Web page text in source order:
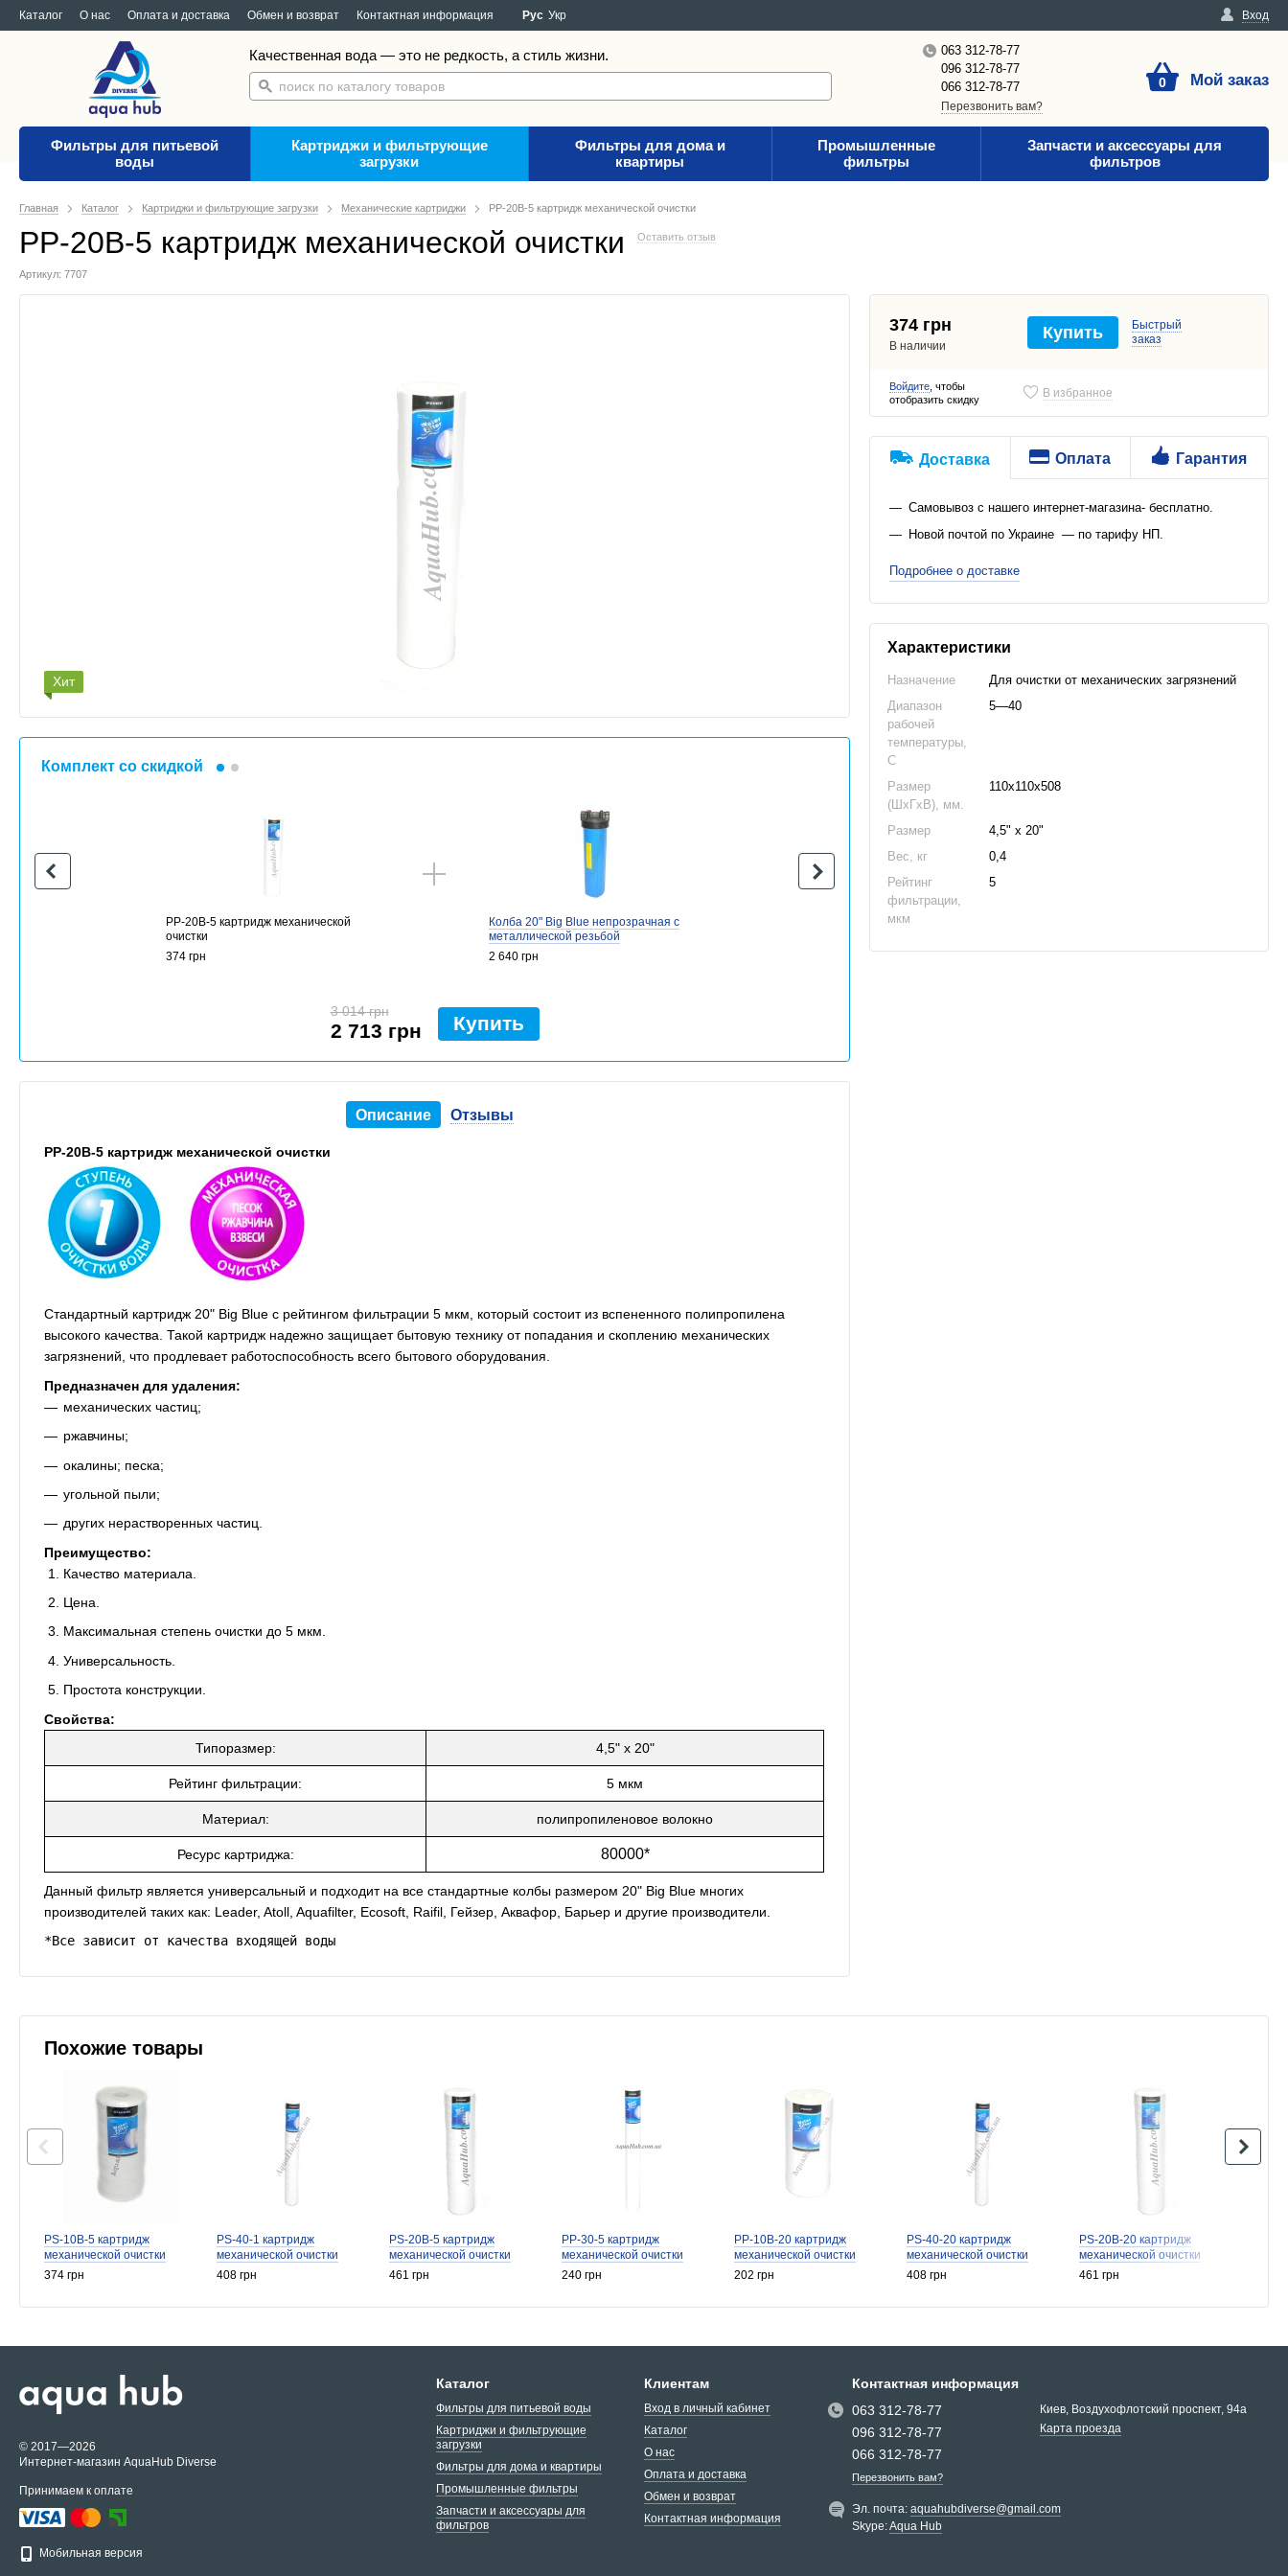
Каталог О нас Оплата и доставка Обмен и возврат Контактная информация Вход
Рус Укр
Качественная вода — это не редкость, а стиль жизни.
063 312-78-77
096 312-78-77
066 312-78-77
Перезвонить вам?
0 Мой заказ
Фильтры для питьевой
воды
Картриджи и фильтрующие
загрузки
Фильтры для дома и
квартиры
Промышленные
фильтры
Запчасти и аксессуары для
фильтров
Главная Каталог Картриджи и фильтрующие загрузки Механические картриджи PP-20B-5 картридж механической очистки
PP-20B-5 картридж механической очистки Оставить отзыв
Артикул: 7707
Хит
Комплект со скидкой
PP-20B-5 картридж механической
очистки
374 грн
Колба 20" Big Blue непрозрачная с
металлической резьбой
2 640 грн
3 014 грн
2 713 грн Купить
Описание Отзывы
PP-20B-5 картридж механической очистки
Стандартный картридж 20" Big Blue с рейтингом фильтрации 5 мкм, который состоит из вспененного полипропилена
высокого качества. Такой картридж надежно защищает бытовую технику от попадания и скоплению механических
загрязнений, что продлевает работоспособность всего бытового оборудования.
Предназначен для удаления:
механических частиц;
ржавчины;
окалины; песка;
угольной пыли;
других нерастворенных частиц.
Преимущество:
Качество материала.
Цена.
Максимальная степень очистки до 5 мкм.
Универсальность.
Простота конструкции.
Свойства:
Типоразмер:
4,5" x 20"
Рейтинг фильтрации: 5 мкм
Материал: полипропиленовое волокно
Ресурс картриджа: 80000*
Данный фильтр является универсальный и подходит на все стандартные колбы размером 20" Big Blue многих
производителей таких как: Leader, Atoll, Aquafilter, Ecosoft, Raifil, Гейзер, Аквафор, Барьер и другие производители.
*Все зависит от качества входящей воды
374 грн
В наличии
Купить
Быстрый
заказ
Войдите, чтобы
отобразить скидку
В избранное
Доставка Оплата Гарантия
Самовывоз с нашего интернет-магазина- бесплатно.
Новой почтой по Украине — по тарифу НП.
Подробнее о доставке
Характеристики
Назначение
Для очистки от механических загрязнений
Диапазон
рабочей
температуры,
C
5—40
Размер
(ШхГхВ), мм.
110x110x508
Размер
4,5" x 20"
Вес, кг
0,4
Рейтинг
фильтрации,
мкм
5
Похожие товары
PS-10B-5 картридж
механической очистки
374 грн
PS-40-1 картридж
механической очистки
408 грн
PS-20B-5 картридж
механической очистки
461 грн
PP-30-5 картридж
механической очистки
240 грн
PP-10B-20 картридж
механической очистки
202 грн
PS-40-20 картридж
механической очистки
408 грн
PS-20B-20 картридж
механической очистки
461 грн
© 2017—2026
Интернет-магазин AquaHub Diverse
Принимаем к оплате
Мобильная версия
Каталог
Фильтры для питьевой воды
Картриджи и фильтрующие
загрузки
Фильтры для дома и квартиры
Промышленные фильтры
Запчасти и аксессуары для
фильтров
Клиентам
Вход в личный кабинет
Каталог
О нас
Оплата и доставка
Обмен и возврат
Контактная информация
Контактная информация
063 312-78-77
096 312-78-77
066 312-78-77
Перезвонить вам?
Киев, Воздухофлотский проспект, 94a
Карта проезда
Эл. почта:aquahubdiverse@gmail.com
Skype:Aqua Hub